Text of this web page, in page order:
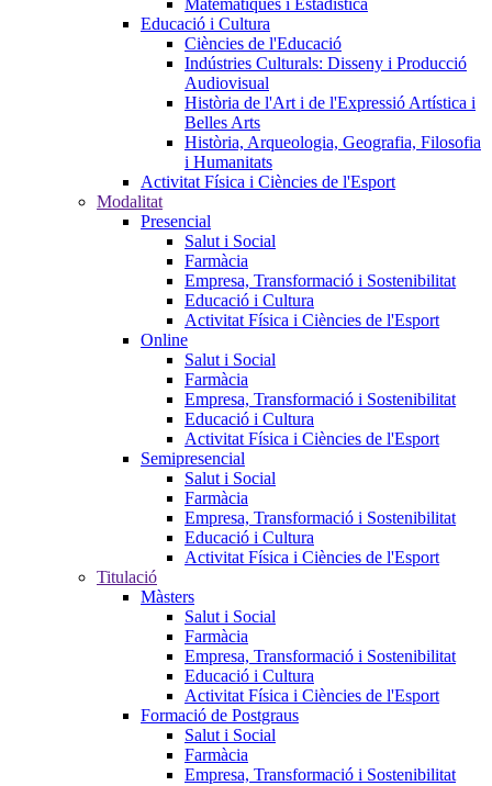
Matemàtiques i Estadística
Educació i Cultura
Ciències de l'Educació
Indústries Culturals: Disseny i Producció
Audiovisual
Història de l'Art i de l'Expressió Artística i
Belles Arts
Història, Arqueologia, Geografia, Filosofia
i Humanitats
Activitat Física i Ciències de l'Esport
Modalitat
Presencial
Salut i Social
Farmàcia
Empresa, Transformació i Sostenibilitat
Educació i Cultura
Activitat Física i Ciències de l'Esport
Online
Salut i Social
Farmàcia
Empresa, Transformació i Sostenibilitat
Educació i Cultura
Activitat Física i Ciències de l'Esport
Semipresencial
Salut i Social
Farmàcia
Empresa, Transformació i Sostenibilitat
Educació i Cultura
Activitat Física i Ciències de l'Esport
Titulació
Màsters
Salut i Social
Farmàcia
Empresa, Transformació i Sostenibilitat
Educació i Cultura
Activitat Física i Ciències de l'Esport
Formació de Postgraus
Salut i Social
Farmàcia
Empresa, Transformació i Sostenibilitat